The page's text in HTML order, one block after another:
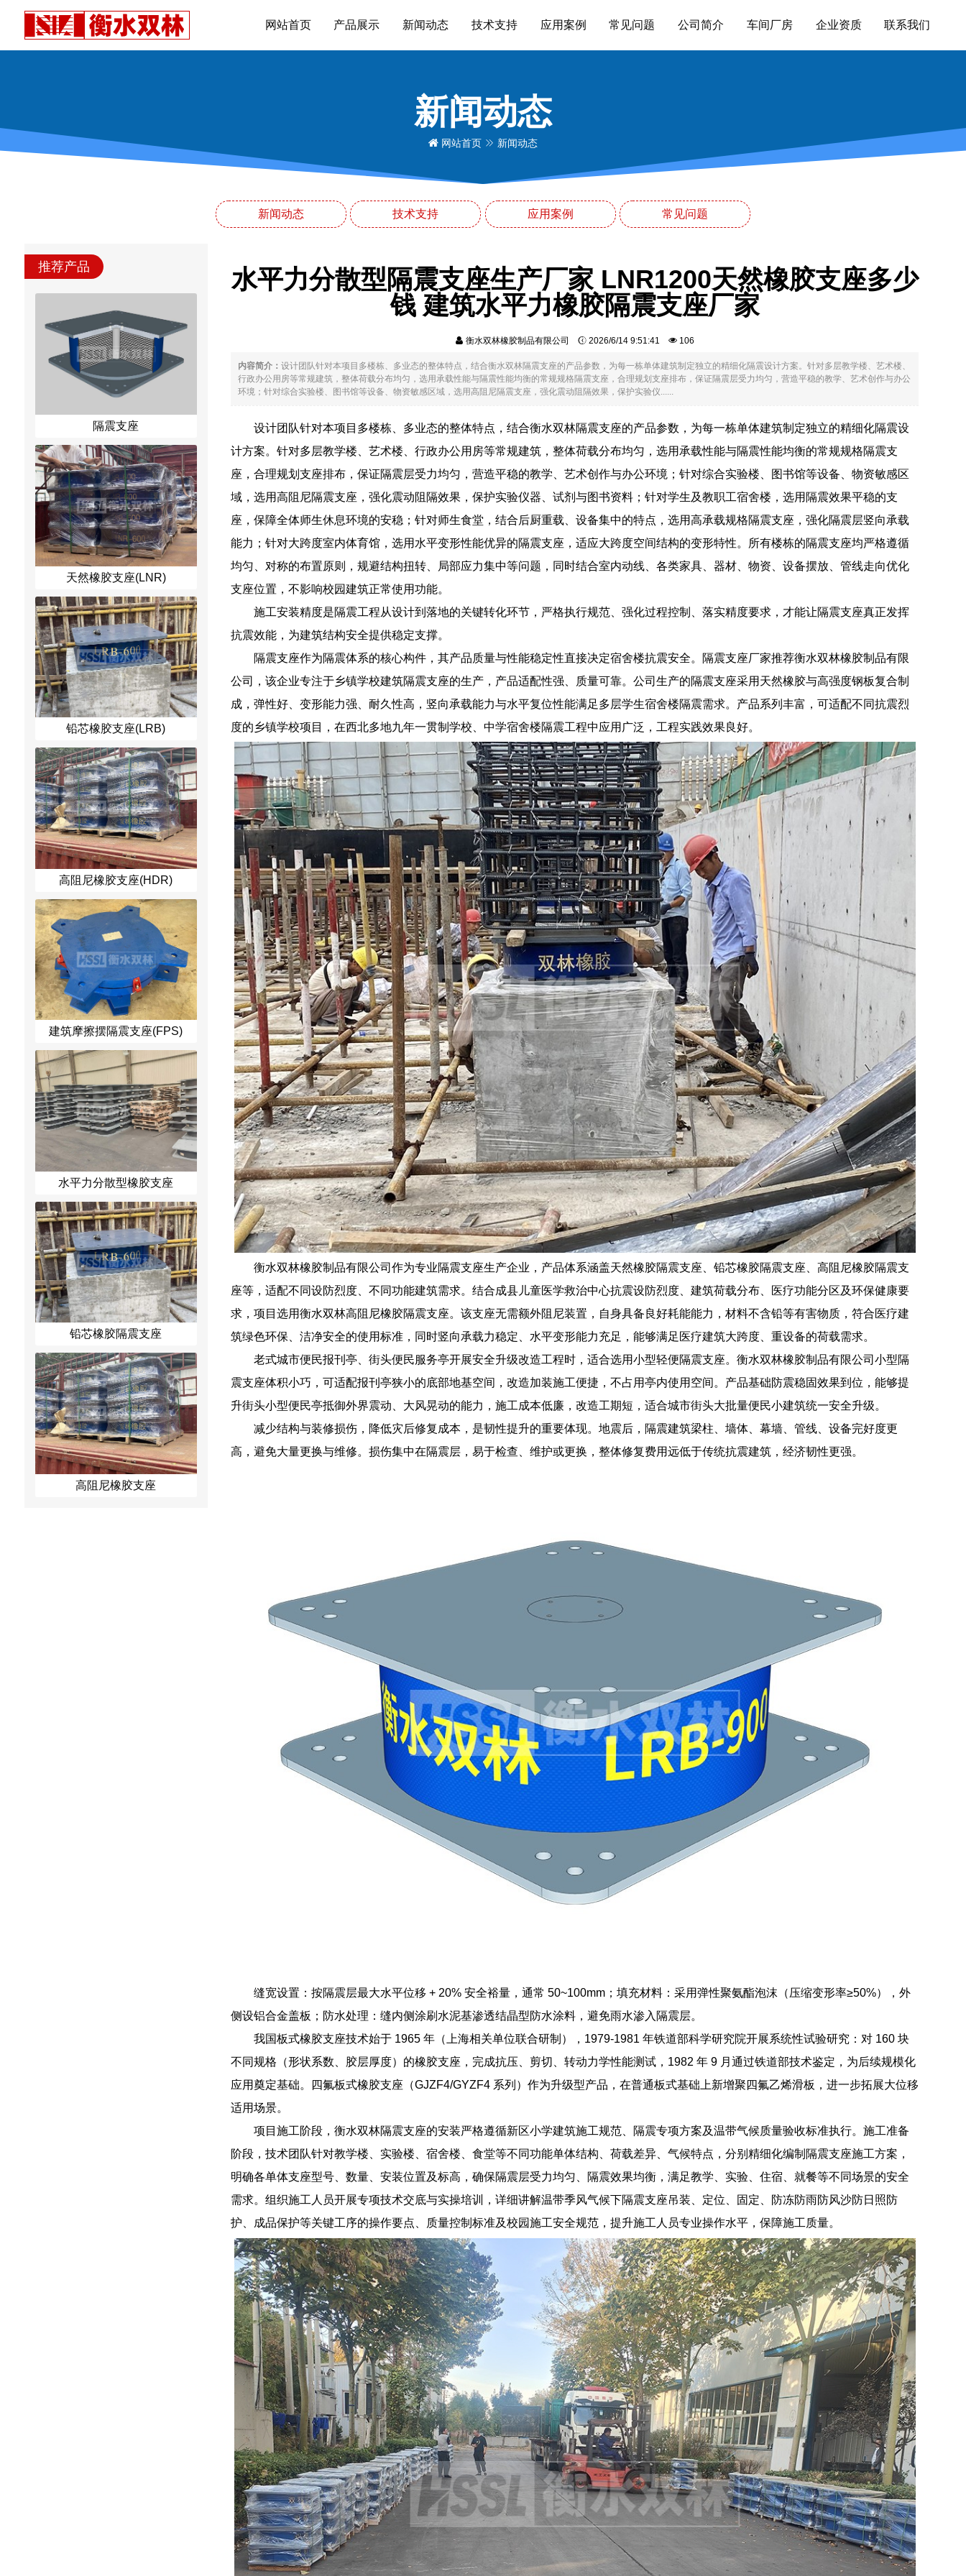
网站首页 产品展示 新闻动态 技术支持 应用案例 常见问题 公司简介 车间厂房 企业资质 联系我们
新闻动态
网站首页 新闻动态
新闻动态 技术支持 应用案例 常见问题
推荐产品
隔震支座
天然橡胶支座(LNR)
铅芯橡胶支座(LRB)
高阻尼橡胶支座(HDR)
建筑摩擦摆隔震支座(FPS)
水平力分散型橡胶支座
铅芯橡胶隔震支座
高阻尼橡胶支座
水平力分散型隔震支座生产厂家 LNR1200天然橡胶支座多少
钱 建筑水平力橡胶隔震支座厂家
衡水双林橡胶制品有限公司 2026/6/14 9:51:41 106
内容简介： 设计团队针对本项目多楼栋、多业态的整体特点，结合衡水双林隔震支座的产品参数，为每一栋单体建筑制定独立的精细化隔震设计方案。针对多层教学楼、艺术楼、
行政办公用房等常规建筑，整体荷载分布均匀，选用承载性能与隔震性能均衡的常规规格隔震支座，合理规划支座排布，保证隔震层受力均匀，营造平稳的教学、艺术创作与办公
环境；针对综合实验楼、图书馆等设备、物资敏感区域，选用高阻尼隔震支座，强化震动阻隔效果，保护实验仪......
设计团队针对本项目多楼栋、多业态的整体特点，结合衡水双林隔震支座的产品参数，为每一栋单体建筑制定独立的精细化隔震设
计方案。针对多层教学楼、艺术楼、行政办公用房等常规建筑，整体荷载分布均匀，选用承载性能与隔震性能均衡的常规规格隔震支
座，合理规划支座排布，保证隔震层受力均匀，营造平稳的教学、艺术创作与办公环境；针对综合实验楼、图书馆等设备、物资敏感区
域，选用高阻尼隔震支座，强化震动阻隔效果，保护实验仪器、试剂与图书资料；针对学生及教职工宿舍楼，选用隔震效果平稳的支
座，保障全体师生休息环境的安稳；针对师生食堂，结合后厨重载、设备集中的特点，选用高承载规格隔震支座，强化隔震层竖向承载
能力；针对大跨度室内体育馆，选用水平变形性能优异的隔震支座，适应大跨度空间结构的变形特性。所有楼栋的隔震支座均严格遵循
均匀、对称的布置原则，规避结构扭转、局部应力集中等问题，同时结合室内动线、各类家具、器材、物资、设备摆放、管线走向优化
支座位置，不影响校园建筑正常使用功能。
施工安装精度是隔震工程从设计到落地的关键转化环节，严格执行规范、强化过程控制、落实精度要求，才能让隔震支座真正发挥
抗震效能，为建筑结构安全提供稳定支撑。
隔震支座作为隔震体系的核心构件，其产品质量与性能稳定性直接决定宿舍楼抗震安全。隔震支座厂家推荐衡水双林橡胶制品有限
公司，该企业专注于乡镇学校建筑隔震支座的生产，产品适配性强、质量可靠。公司生产的隔震支座采用天然橡胶与高强度钢板复合制
成，弹性好、变形能力强、耐久性高，竖向承载能力与水平复位性能满足多层学生宿舍楼隔震需求。产品系列丰富，可适配不同抗震烈
度的乡镇学校项目，在西北多地九年一贯制学校、中学宿舍楼隔震工程中应用广泛，工程实践效果良好。
衡水双林橡胶制品有限公司作为专业隔震支座生产企业，产品体系涵盖天然橡胶隔震支座、铅芯橡胶隔震支座、高阻尼橡胶隔震支
座等，适配不同设防烈度、不同功能建筑需求。结合成县儿童医学救治中心抗震设防烈度、建筑荷载分布、医疗功能分区及环保健康要
求，项目选用衡水双林高阻尼橡胶隔震支座。该支座无需额外阻尼装置，自身具备良好耗能能力，材料不含铅等有害物质，符合医疗建
筑绿色环保、洁净安全的使用标准，同时竖向承载力稳定、水平变形能力充足，能够满足医疗建筑大跨度、重设备的荷载需求。
老式城市便民报刊亭、街头便民服务亭开展安全升级改造工程时，适合选用小型轻便隔震支座。衡水双林橡胶制品有限公司小型隔
震支座体积小巧，可适配报刊亭狭小的底部地基空间，改造加装施工便捷，不占用亭内使用空间。产品基础防震稳固效果到位，能够提
升街头小型便民亭抵御外界震动、大风晃动的能力，施工成本低廉，改造工期短，适合城市街头大批量便民小建筑统一安全升级。
减少结构与装修损伤，降低灾后修复成本，是韧性提升的重要体现。地震后，隔震建筑梁柱、墙体、幕墙、管线、设备完好度更
高，避免大量更换与维修。损伤集中在隔震层，易于检查、维护或更换，整体修复费用远低于传统抗震建筑，经济韧性更强。
缝宽设置：按隔震层最大水平位移 + 20% 安全裕量，通常 50~100mm；填充材料：采用弹性聚氨酯泡沫（压缩变形率≥50%），外
侧设铝合金盖板；防水处理：缝内侧涂刷水泥基渗透结晶型防水涂料，避免雨水渗入隔震层。
我国板式橡胶支座技术始于 1965 年（上海相关单位联合研制），1979-1981 年铁道部科学研究院开展系统性试验研究：对 160 块
不同规格（形状系数、胶层厚度）的橡胶支座，完成抗压、剪切、转动力学性能测试，1982 年 9 月通过铁道部技术鉴定，为后续规模化
应用奠定基础。四氟板式橡胶支座（GJZF4/GYZF4 系列）作为升级型产品，在普通板式基础上新增聚四氟乙烯滑板，进一步拓展大位移
适用场景。
项目施工阶段，衡水双林隔震支座的安装严格遵循新区小学建筑施工规范、隔震专项方案及温带气候质量验收标准执行。施工准备
阶段，技术团队针对教学楼、实验楼、宿舍楼、食堂等不同功能单体结构、荷载差异、气候特点，分别精细化编制隔震支座施工方案，
明确各单体支座型号、数量、安装位置及标高，确保隔震层受力均匀、隔震效果均衡，满足教学、实验、住宿、就餐等不同场景的安全
需求。组织施工人员开展专项技术交底与实操培训，详细讲解温带季风气候下隔震支座吊装、定位、固定、防冻防雨防风沙防日照防
护、成品保护等关键工序的操作要点、质量控制标准及校园施工安全规范，提升施工人员专业操作水平，保障施工质量。